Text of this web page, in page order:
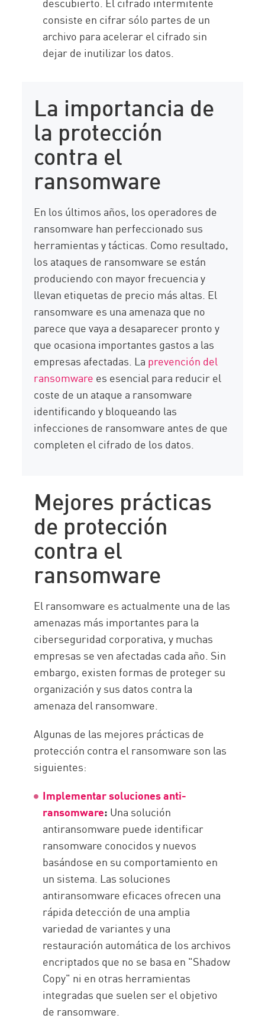
consiste en cifrar sólo partes de un
archivo para acelerar el cifrado sin
dejar de inutilizar los datos.
La importancia de
la protección
contra el
ransomware
En los últimos años, los operadores de
ransomware han perfeccionado sus
herramientas y tácticas. Como resultado,
los ataques de ransomware se están
produciendo con mayor frecuencia y
llevan etiquetas de precio más altas. El
ransomware es una amenaza que no
parece que vaya a desaparecer pronto y
que ocasiona importantes gastos a las
empresas afectadas. La prevención del
ransomware es esencial para reducir el
coste de un ataque a ransomware
identificando y bloqueando las
infecciones de ransomware antes de que
completen el cifrado de los datos.
Mejores prácticas
de protección
contra el
ransomware
El ransomware es actualmente una de las
amenazas más importantes para la
ciberseguridad corporativa, y muchas
empresas se ven afectadas cada año. Sin
embargo, existen formas de proteger su
organización y sus datos contra la
amenaza del ransomware.
Algunas de las mejores prácticas de
protección contra el ransomware son las
siguientes:
Implementar soluciones anti-
ransomware: Una solución
antiransomware puede identificar
ransomware conocidos y nuevos
basándose en su comportamiento en
un sistema. Las soluciones
antiransomware eficaces ofrecen una
rápida detección de una amplia
variedad de variantes y una
restauración automática de los archivos
encriptados que no se basa en "Shadow
Copy" ni en otras herramientas
integradas que suelen ser el objetivo
de ransomware.